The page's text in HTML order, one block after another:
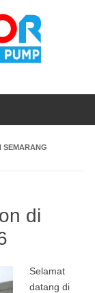
SEMARANG
di
Selamat
datang di